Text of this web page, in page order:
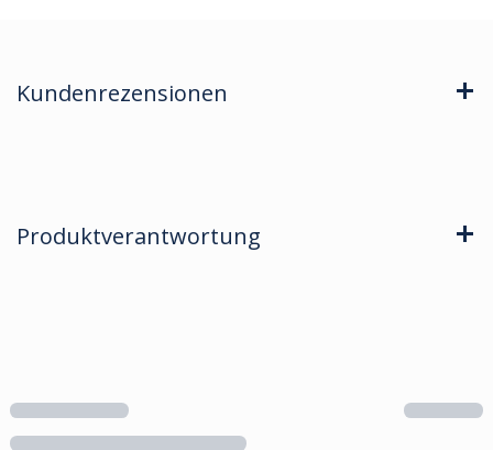
Kundenrezensionen
Produktverantwortung